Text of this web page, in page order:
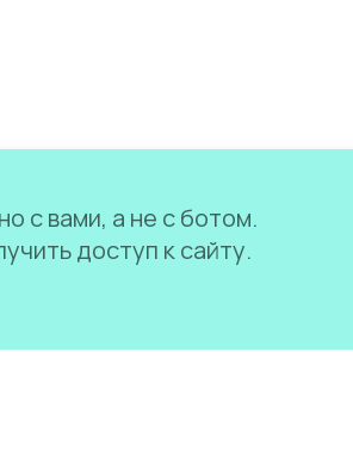
с вами, а не с ботом.
доступ к сайту.